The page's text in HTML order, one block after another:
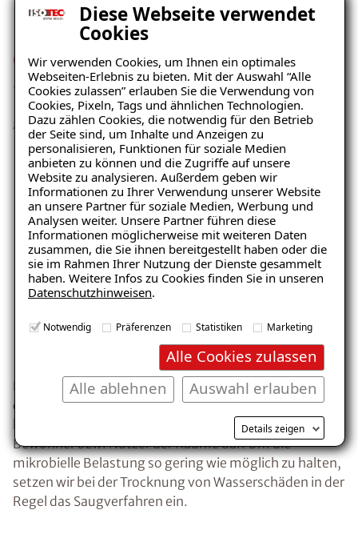
Diese Webseite verwendet
Cookies
Wir verwenden Cookies, um Ihnen ein optimales
Webseiten-Erlebnis zu bieten. Mit der Auswahl “Alle
Cookies zulassen” erlauben Sie die Verwendung von
Cookies, Pixeln, Tags und ähnlichen Technologien.
Dazu zählen Cookies, die notwendig für den Betrieb
der Seite sind, um Inhalte und Anzeigen zu
personalisieren, Funktionen für soziale Medien
anbieten zu können und die Zugriffe auf unsere
Website zu analysieren. Außerdem geben wir
Informationen zu Ihrer Verwendung unserer Website
an unsere Partner für soziale Medien, Werbung und
Analysen weiter. Unsere Partner führen diese
Informationen möglicherweise mit weiteren Daten
zusammen, die Sie ihnen bereitgestellt haben oder die
sie im Rahmen Ihrer Nutzung der Dienste gesammelt
haben. Weitere Infos zu Cookies finden Sie in unseren
Datenschutzhinweisen.
Notwendig Präferenzen Statistiken Marketing
Alle Cookies zulassen
Auswahl erlauben
Alle ablehnen
Details zeigen
Gebäudetrocknung über das
Saugverfahren
Bereits nach 10 bis 14 Tagen können sich in der
durchfeuchteten Dämmung Schimmelpilze gebildet
haben. Diese stellen eine gesundheitliche Gefahr für die
Bewohner bzw. Nutzer der Räume dar. Um die
mikrobielle Belastung so gering wie möglich zu halten,
setzen wir bei der Trocknung von Wasserschäden in der
Regel das Saugverfahren ein.
Ratgeber „Sofort-Tipps gegen
Feuchtigkeit“
– jetzt kostenlos
herunterladen!
E-Mail eingeben
Kostenlosen Ratgeber anfordern
Voraussetzung für den Erhalt des kostenfreien
Ratgebers ist die Anmeldung zu unserem Newsletter.